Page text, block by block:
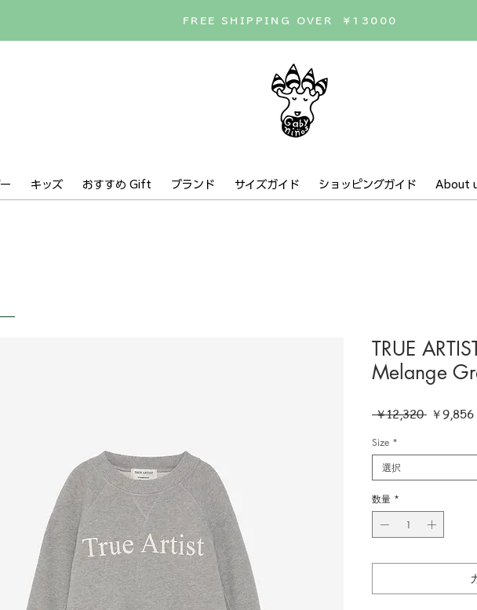
FREE SHIPPING OVER ¥13000
キッズ おすすめ Gift ブランド サイズガイド ショッピングガイド About
TRUE
Melange
￥12,320 通
格
￥9,856セ
Size *
選択
数量 *